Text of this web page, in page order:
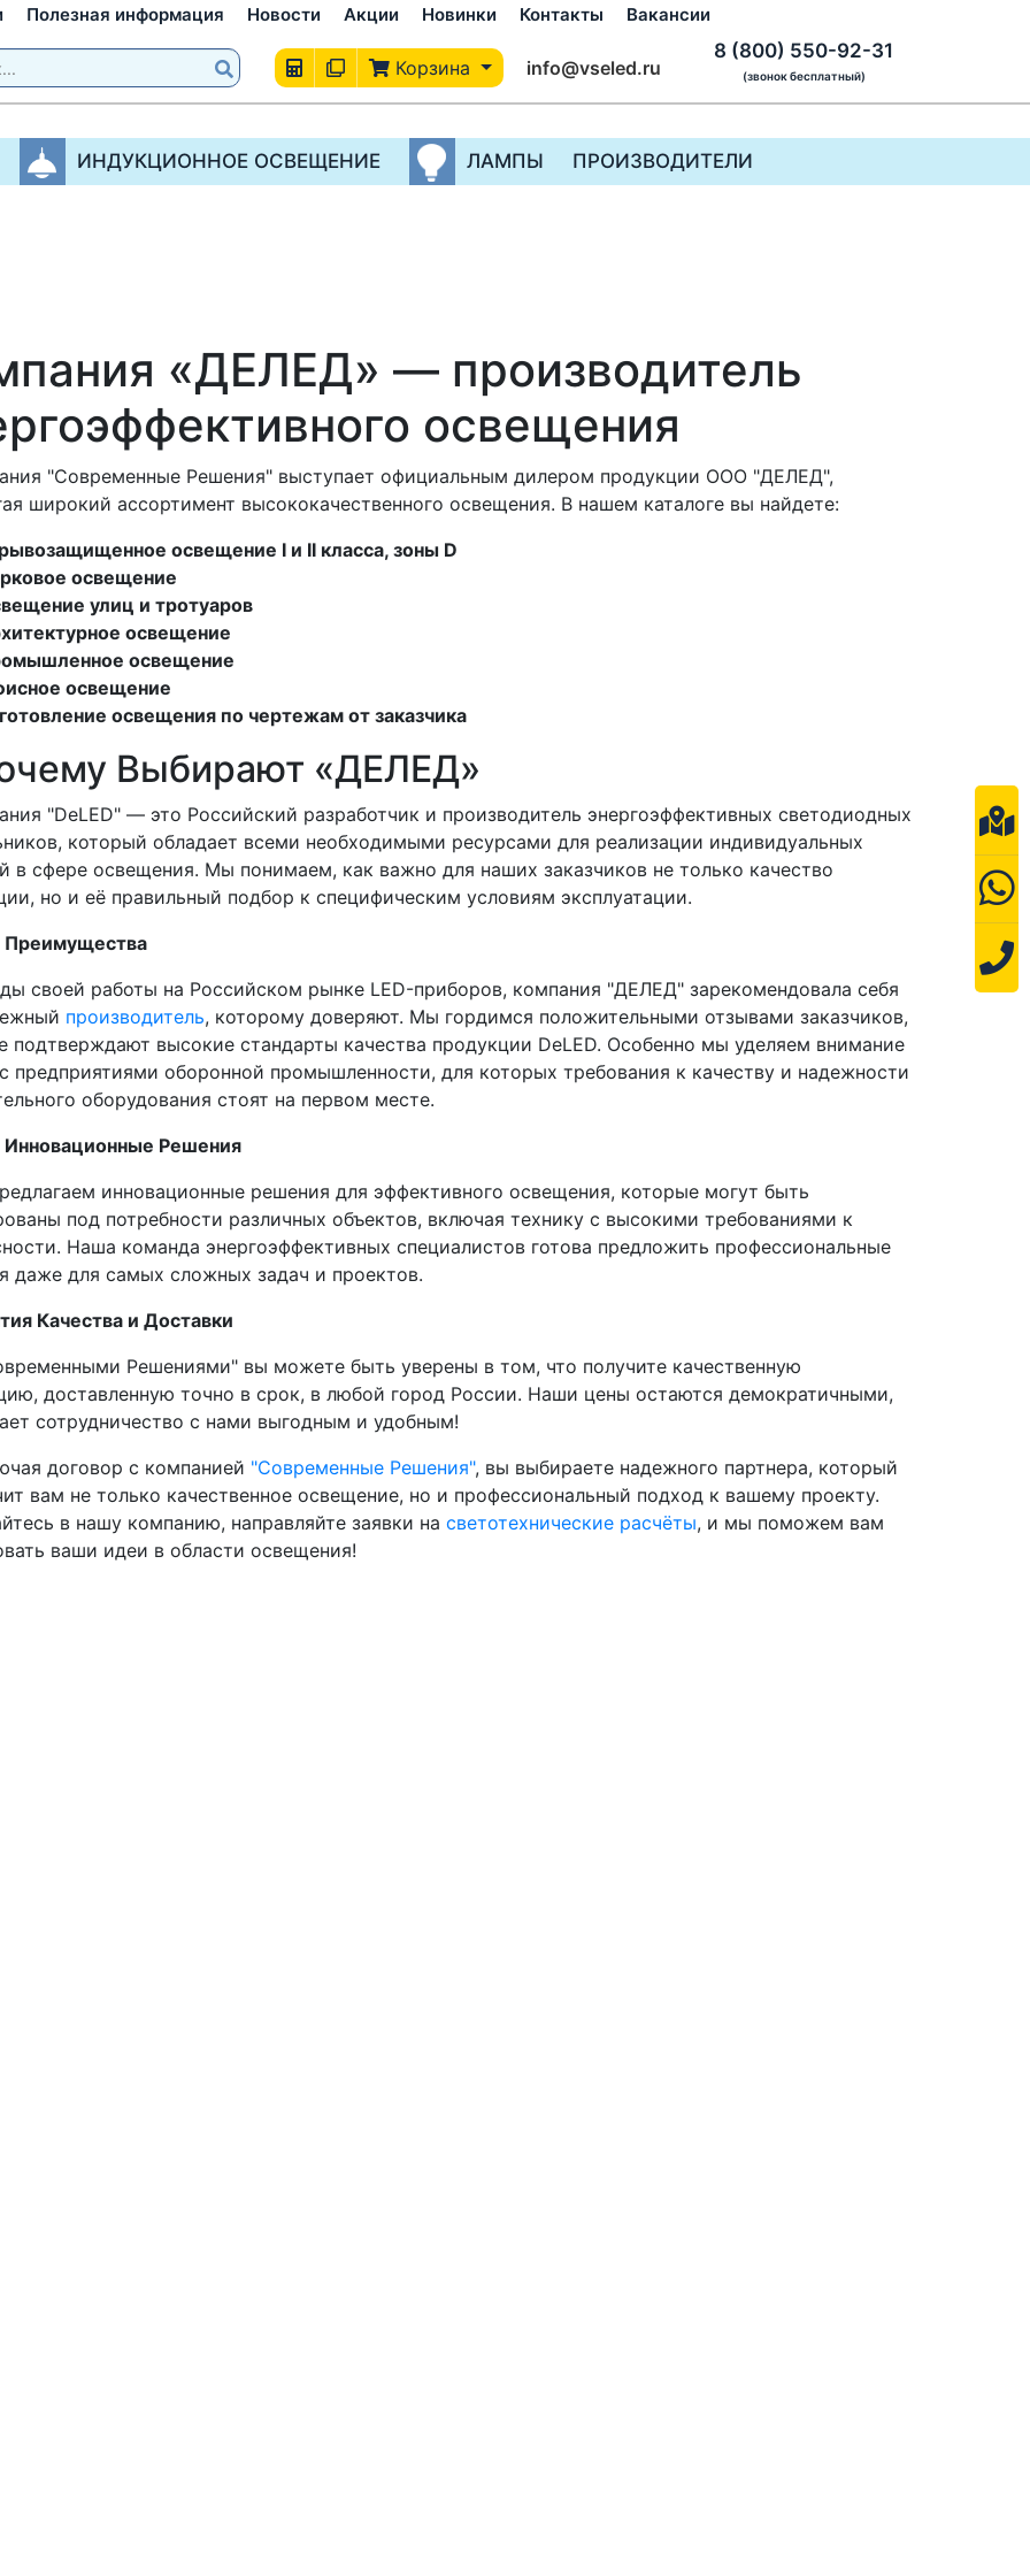
Полезная информация Новости Акции Новинки Контакты Вакансии
Корзина info@vseled.ru
8 (800) 550-92-31
(звонок бесплатный)
ИНДУКЦИОННОЕ ОСВЕЩЕНИЕ ЛАМПЫ ПРОИЗВОДИТЕЛИ
«ДЕЛЕД» — производитель
освещения
"Современные Решения" выступает официальным дилером продукции ООО "ДЕЛЕД",
широкий ассортимент высококачественного освещения. В нашем каталоге вы найдете:
освещение I и II класса, зоны D
освещение
улиц и тротуаров
освещение
освещение
освещение
освещения по чертежам от заказчика
Выбирают «ДЕЛЕД»
"DeLED" — это Российский разработчик и производитель энергоэффективных светодиодных
который обладает всеми необходимыми ресурсами для реализации индивидуальных
в сфере освещения. Мы понимаем, как важно для наших заказчиков не только качество
но и её правильный подбор к специфическим условиям эксплуатации.
своей работы на Российском рынке LED-приборов, компания "ДЕЛЕД" зарекомендовала себя
производитель, которому доверяют. Мы гордимся положительными отзывами заказчиков,
подтверждают высокие стандарты качества продукции DeLED. Особенно мы уделяем внимание
предприятиями оборонной промышленности, для которых требования к качеству и надежности
оборудования стоят на первом месте.
Решения
инновационные решения для эффективного освещения, которые могут быть
под потребности различных объектов, включая технику с высокими требованиями к
Наша команда энергоэффективных специалистов готова предложить профессиональные
даже для самых сложных задач и проектов.
Качества и Доставки
Решениями" вы можете быть уверены в том, что получите качественную
доставленную точно в срок, в любой город России. Наши цены остаются демократичными,
сотрудничество с нами выгодным и удобным!
договор с компанией "Современные Решения", вы выбираете надежного партнера, который
вам не только качественное освещение, но и профессиональный подход к вашему проекту.
в нашу компанию, направляйте заявки на светотехнические расчёты, и мы поможем вам
ваши идеи в области освещения!